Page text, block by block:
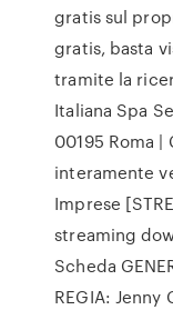
gratis sul
gratis, basta
tramite la
Italiana Spa
00195 Roma |
interamente
Imprese
streaming
Scheda
REGIA: Jenny